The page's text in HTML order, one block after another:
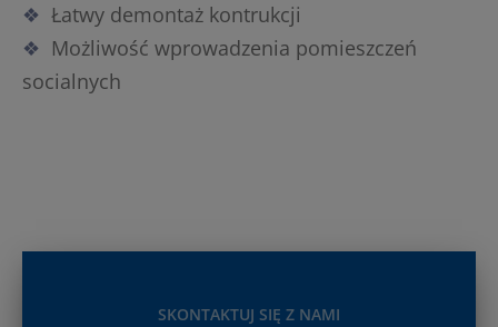
Łatwy demontaż kontrukcji
Możliwość wprowadzenia pomieszczeń
socialnych
SKONTAKTUJ SIĘ Z NAMI